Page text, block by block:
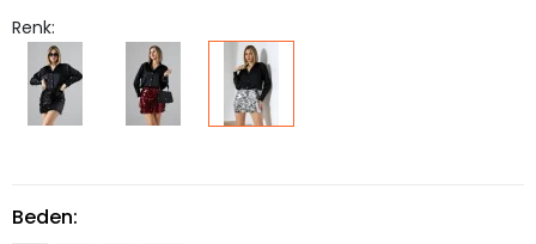
Renk:
Beden: